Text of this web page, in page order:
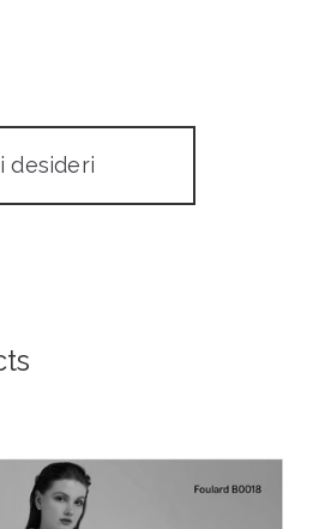
desideri